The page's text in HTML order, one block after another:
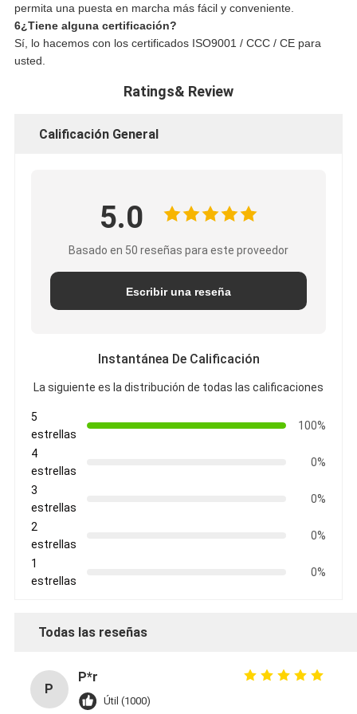
permita una puesta en marcha más fácil y conveniente.
6¿Tiene alguna certificación?
Sí, lo hacemos con los certificados ISO9001 / CCC / CE para
usted.
Ratings& Review
Calificación General
5.0
Basado en 50 reseñas para este proveedor
Escribir una reseña
Instantánea De Calificación
La siguiente es la distribución de todas las calificaciones
5
estrellas
100%
4
estrellas
0%
3
estrellas
0%
2
estrellas
0%
1
estrellas
0%
Todas las reseñas
P
P*r
Útil (1000)